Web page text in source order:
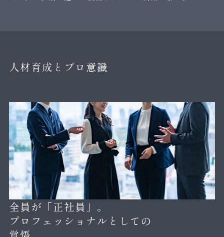
人材育成とプロ意識
全員が「正社員」。
プロフェッショナルとしての